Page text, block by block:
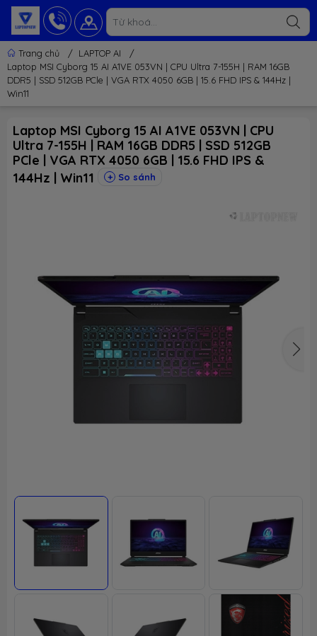
Trang chủ / LAPTOP AI
/
Laptop MSI Cyborg 15 AI A1VE 053VN | CPU Ultra 7-155H | RAM 16GB
DDR5 | SSD 512GB PCle | VGA RTX 4050 6GB | 15.6 FHD IPS & 144Hz |
Win11
Laptop MSI Cyborg 15 AI A1VE 053VN | CPU
Ultra 7-155H | RAM 16GB DDR5 | SSD 512GB
PCle | VGA RTX 4050 6GB | 15.6 FHD IPS &
144Hz | Win11
So sánh